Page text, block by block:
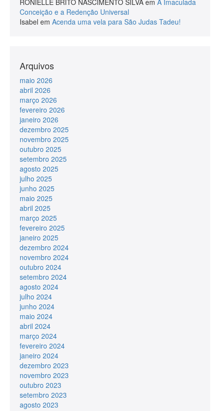
Conceição e a Redenção Universal
Isabel em Acenda uma vela para São Judas Tadeu!
Arquivos
maio 2026
abril 2026
março 2026
fevereiro 2026
janeiro 2026
dezembro 2025
novembro 2025
outubro 2025
setembro 2025
agosto 2025
julho 2025
junho 2025
maio 2025
abril 2025
março 2025
fevereiro 2025
janeiro 2025
dezembro 2024
novembro 2024
outubro 2024
setembro 2024
agosto 2024
julho 2024
junho 2024
maio 2024
abril 2024
março 2024
fevereiro 2024
janeiro 2024
dezembro 2023
novembro 2023
outubro 2023
setembro 2023
agosto 2023